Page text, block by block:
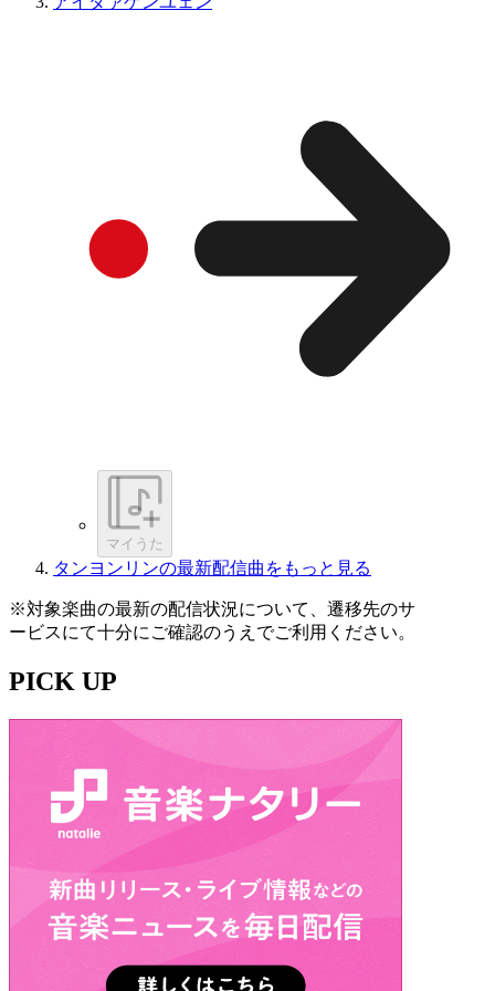
マイうた
タンヨンリンの最新配信曲をもっと見る
※対象楽曲の最新の配信状況について、遷移先のサ
ービスにて十分にご確認のうえでご利用ください。
PICK UP